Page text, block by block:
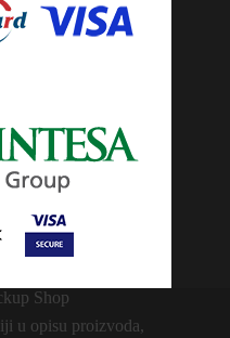
Shop
u opisu proizvoda,